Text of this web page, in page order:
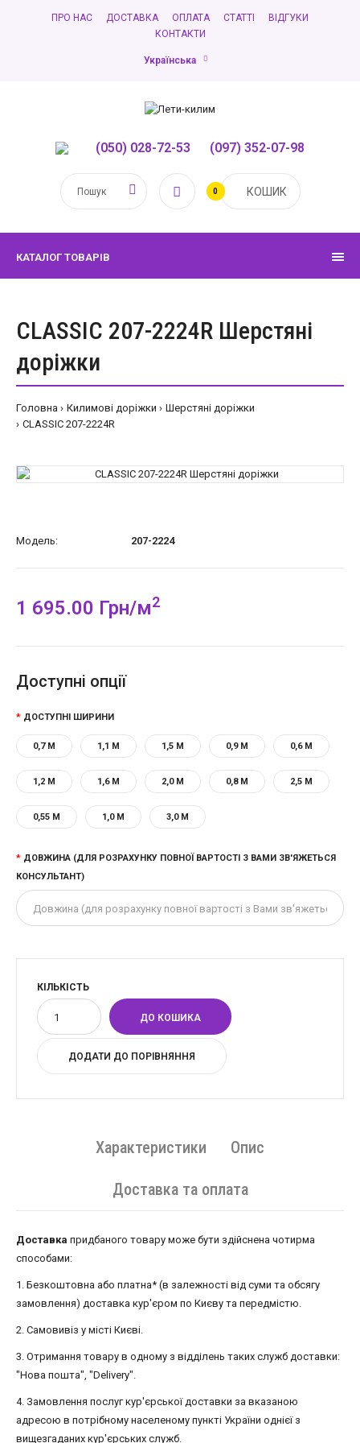
ПРО НАС ДОСТАВКА ОПЛАТА СТАТТІ
ВІДГУКИ
КОНТАКТИ
Українська
(050) 028-72-53 (097) 352-07-98
0 КОШИК
КАТАЛОГ ТОВАРІВ
CLASSIC 207-2224R Шерстяні
доріжки
Головна Килимові доріжки
Шерстяні доріжки
CLASSIC 207-2224R
Модель: 207-2224
1 695.00 Грн/м2
Доступні опції
ДОСТУПНІ ШИРИНИ
0,7 М 1,1 М 1,5 М 0,9 М 0,6 М
1,2 М 1,6 М 2,0 М 0,8 М 2,5 М
0,55 М 1,0 М 3,0 М
ДОВЖИНА (ДЛЯ РОЗРАХУНКУ ПОВНОЇ ВАРТОСТІ З ВАМИ ЗВ'ЯЖЕТЬСЯ
КОНСУЛЬТАНТ)
КІЛЬКІСТЬ
ДОДАТИ ДО ПОРІВНЯННЯ
Характеристики Опис
Доставка та оплата
Доставка придбаного товару може бути здійснена чотирма
способами:
1. Безкоштовна або платна* (в залежності від суми та обсягу
замовлення) доставка кур'єром по Києву та передмістю.
2. Самовивіз у місті Києві.
3. Отримання товару в одному з відділень таких служб доставки:
"Нова пошта", "Delivery".
4. Замовлення послуг кур'єрської доставки за вказаною
адресою в потрібному населеному пункті України однієї з
вищезгаданих кур'єрських служб.